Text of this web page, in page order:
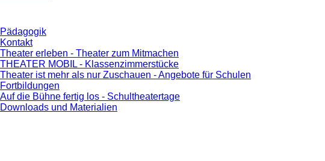
Pädagogik
Kontakt
Theater erleben - Theater zum Mitmachen
THEATER MOBIL - Klassenzimmerstücke
Theater ist mehr als nur Zuschauen - Angebote für Schulen
Fortbildungen
Auf die Bühne fertig los - Schultheatertage
Downloads und Materialien